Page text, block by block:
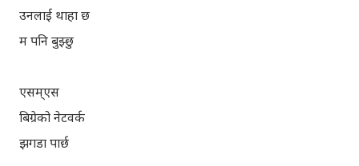
उनलाई थाहा छ
म पनि बुझ्छु
एसम्एस
बिग्रेको नेटवर्क
झगडा पार्छ